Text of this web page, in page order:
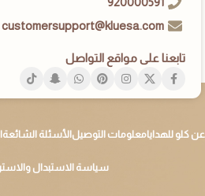
customersupport@kluesa.com
تابعنا على مواقع التواصل
عن كلو للهدايامعلومات التوصيلالأسئلة الشائعة
سياسة الاستبدال